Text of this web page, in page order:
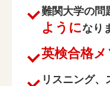
難関大学の問
ようになり
英検合格
リスニング